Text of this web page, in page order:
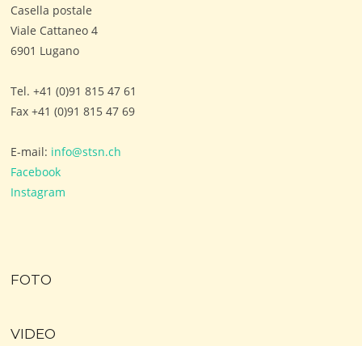
Casella postale
Viale Cattaneo 4
6901 Lugano
Tel. +41 (0)91 815 47 61
Fax +41 (0)91 815 47 69
E-mail: info@stsn.ch
Facebook
Instagram
FOTO
VIDEO